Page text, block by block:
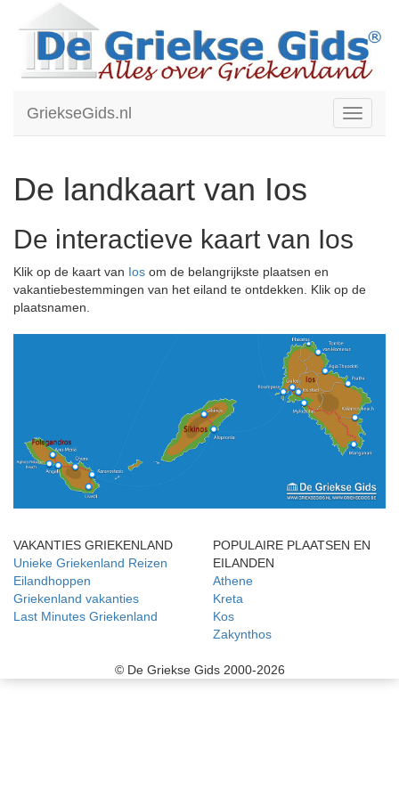
Toggle
GriekseGids.nl
De landkaart van Ios
De interactieve kaart van Ios
Klik op de kaart van Ios om de belangrijkste plaatsen en
vakantiebestemmingen van het eiland te ontdekken. Klik op de
plaatsnamen.
VAKANTIES GRIEKENLAND
Unieke Griekenland Reizen
Eilandhoppen
Griekenland vakanties
Last Minutes Griekenland
POPULAIRE PLAATSEN EN
EILANDEN
Athene
Kreta
Kos
Zakynthos
© De Griekse Gids 2000-2026